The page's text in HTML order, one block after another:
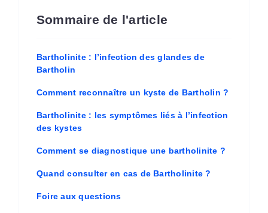
Sommaire de l'article
Bartholinite : l’infection des glandes de
Bartholin
Comment reconnaître un kyste de Bartholin ?
Bartholinite : les symptômes liés à l’infection
des kystes
Comment se diagnostique une bartholinite ?
Quand consulter en cas de Bartholinite ?
Foire aux questions